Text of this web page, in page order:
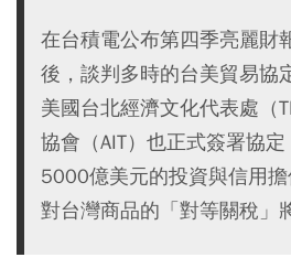
在台積電公布第四季亮麗財
後，談判多時的台美貿易協
美國台北經濟文化代表處（
協會（AIT）也正式簽署協
5000億美元的投資與信用
對台灣商品的「對等關稅」